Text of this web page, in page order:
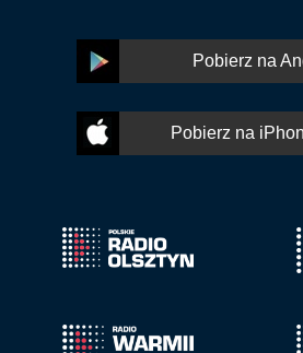
Pobierz na
Pobierz na